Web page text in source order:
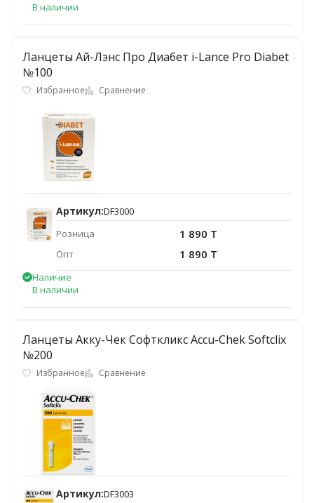
В наличии
Ланцеты Ай-Лэнс Про Диабет i-Lance Pro Diabet
№100
Избранное Сравнение
Артикул:DF3000
Розница
1 890 T
Опт 1 890 T
Наличие
В наличии
Ланцеты Акку-Чек Софткликс Accu-Chek Softclix
№200
Избранное Сравнение
Артикул:DF3003